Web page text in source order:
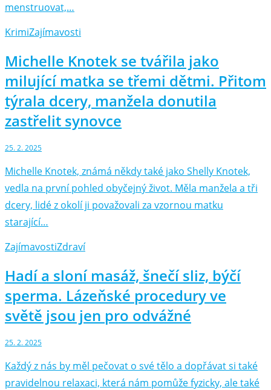
menstruovat,…
KrimiZajímavosti
Michelle Knotek se tvářila jako
milující matka se třemi dětmi. Přitom
týrala dcery, manžela donutila
zastřelit synovce
25. 2. 2025
Michelle Knotek, známá někdy také jako Shelly Knotek,
vedla na první pohled obyčejný život. Měla manžela a tři
dcery, lidé z okolí ji považovali za vzornou matku
starající…
ZajímavostiZdraví
Hadí a sloní masáž, šnečí sliz, býčí
sperma. Lázeňské procedury ve
světě jsou jen pro odvážné
25. 2. 2025
Každý z nás by měl pečovat o své tělo a dopřávat si také
pravidelnou relaxaci, která nám pomůže fyzicky, ale také